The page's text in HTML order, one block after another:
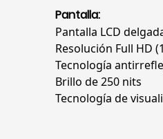
Pantalla:
Pantalla LCD
Resolución Full HD
Tecnología
Brillo de 250 nits
Tecnología de